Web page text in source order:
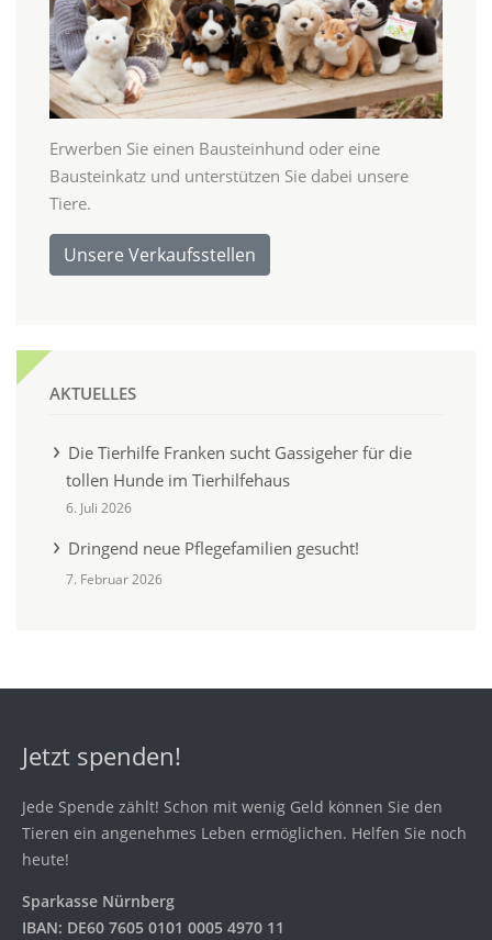
Erwerben Sie einen Bausteinhund oder eine
Bausteinkatz und unterstützen Sie dabei unsere
Tiere.
Unsere Verkaufsstellen
AKTUELLES
Die Tierhilfe Franken sucht Gassigeher für die
tollen Hunde im Tierhilfehaus
6. Juli 2026
Dringend neue Pflegefamilien gesucht!
7. Februar 2026
Jetzt spenden!
Jede Spende zählt! Schon mit wenig Geld können Sie den
Tieren ein angenehmes Leben ermöglichen. Helfen Sie noch
heute!
Sparkasse Nürnberg
IBAN: DE60 7605 0101 0005 4970 11